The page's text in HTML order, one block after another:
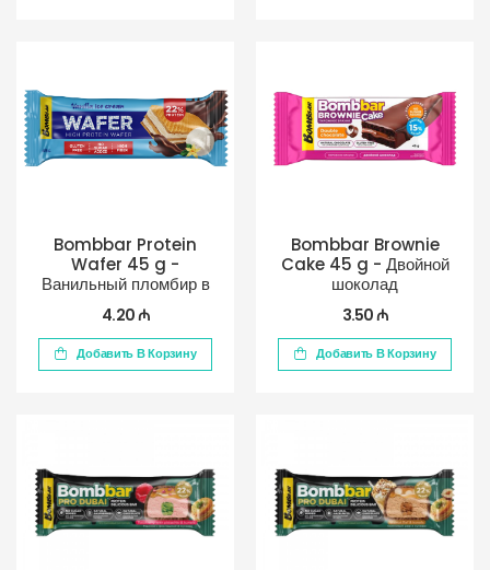
Bombbar Protein
Wafer 45 g -
Ванильный пломбир в
шоколаде
4.20 ₼
Добавить В Корзину
Bombbar Brownie
Cake 45 g - Двойной
шоколад
3.50 ₼
Добавить В Корзину